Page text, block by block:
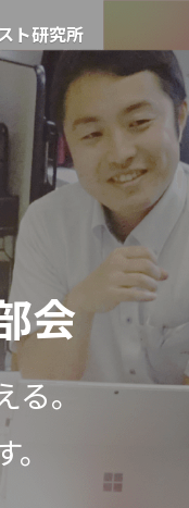
ト研究所
わせ
会
る。
ー